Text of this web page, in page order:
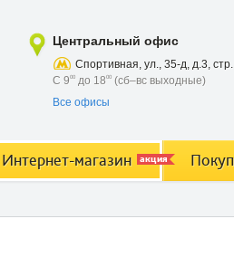
Центральный офис
Спортивная, ул., 35-д, д.3,
С 900 до 1800 (сб–вс выходные)
Все офисы
Интернет-магазин акция